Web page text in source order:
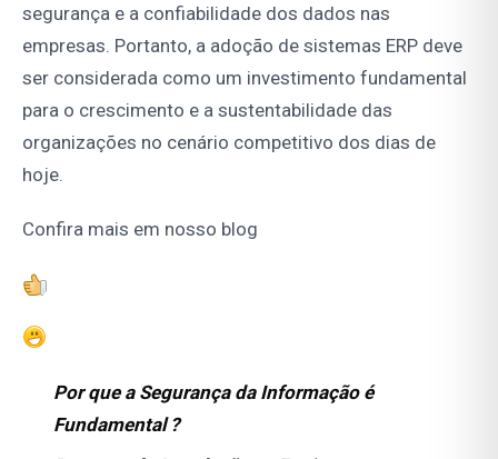
segurança e a confiabilidade dos dados nas
empresas. Portanto, a adoção de sistemas ERP deve
ser considerada como um investimento fundamental
para o crescimento e a sustentabilidade das
organizações no cenário competitivo dos dias de
hoje.
Confira mais em nosso blog
Por que a Segurança da Informação é
Fundamental ?